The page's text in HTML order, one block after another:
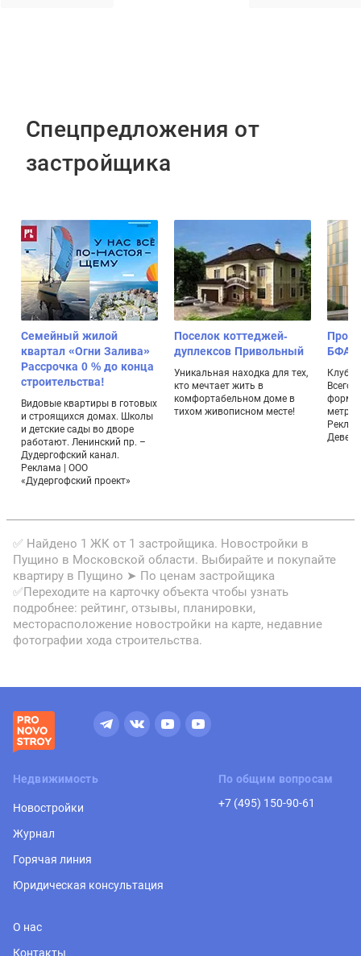
Спецпредложения от
застройщика
Семейный жилой
квартал «Огни Залива»
Рассрочка 0 % до конца
строительства!
Видовые квартиры в готовых
и строящихся домах. Школы
и детские сады во дворе
работают. Ленинский пр. –
Дудергофский канал.
Реклама | ООО
«Дудергофский проект»
Поселок коттеджей-
дуплексов Привольный
Уникальная находка для тех,
кто мечтает жить в
комфортабельном доме в
тихом живописном месте!
БФА-
Всего
✅ Найдено 1 ЖК от 1 застройщика. Новостройки в
Пущино в Московской области. Выбирайте и покупайте
квартиру в Пущино ➤ По ценам застройщика
✅Переходите на карточку объекта чтобы узнать
подробнее: рейтинг, отзывы, планировки,
месторасположение новостройки на карте, недавние
фотографии хода строительства.
Недвижимость
Новостройки
Журнал
Горячая линия
Юридическая консультация
По общим вопросам
+7 (495) 150-90-61
О нас
Контакты